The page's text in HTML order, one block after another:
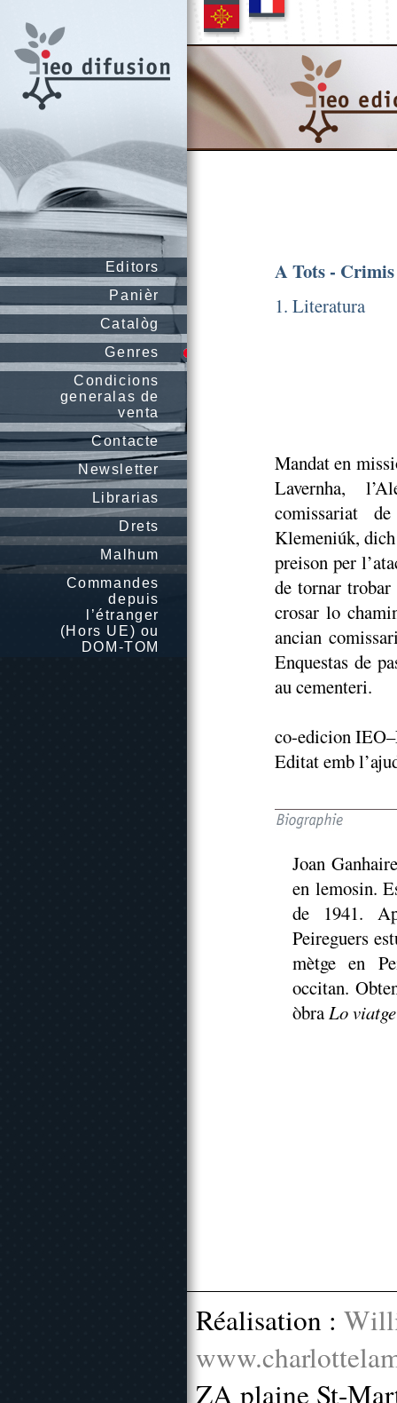
Editors
Panièr
Catalòg
Genres
Condicions
generalas de
venta
Contacte
Newsletter
Librarias
Drets
Malhum
Commandes
depuis
l’étranger
(Hors UE) ou
DOM-TOM
A Tots - Crimis
1. Literatura
Mandat en
Lavernha,
comissariat
Klemeniúk,
preison per
de tornar
crosar lo
ancian
Enquestas de
au cementeri.
co-edicion
Editat emb
Joan
en lemosin.
de 1941.
Peireguers
mètge en
occitan.
òbraLo
Réalisation :
ZA plaine St-